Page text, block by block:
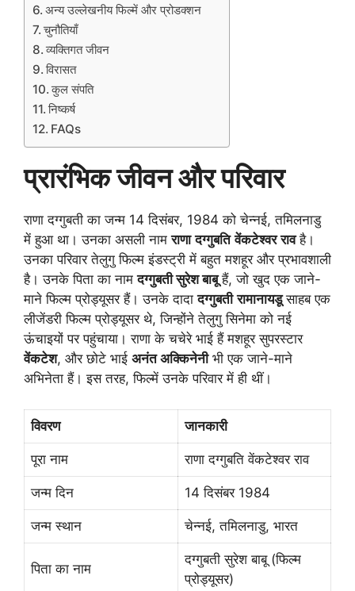
अन्य उल्लेखनीय फिल्में और प्रोडक्शन
चुनौतियाँ
व्यक्तिगत जीवन
विरासत
कुल संपति
निष्कर्ष
FAQs
प्रारंभिक जीवन और परिवार
राणा दग्गुबती का जन्म 14 दिसंबर, 1984 को चेन्नई, तमिलनाडु
में हुआ था। उनका असली नामराणा दग्गुबति वेंकटेश्वर रावहै।
उनका परिवार तेलुगु फिल्म इंडस्ट्री में बहुत मशहूर और प्रभावशाली
है। उनके पिता का नामदग्गुबती सुरेश बाबूहैं, जो खुद एक जाने-
माने फिल्म प्रोड्यूसर हैं। उनके दादादग्गुबती रामानायडूसाहब एक
लीजेंडरी फिल्म प्रोड्यूसर थे, जिन्होंने तेलुगु सिनेमा को नई
ऊंचाइयों पर पहुंचाया। राणा के चचेरे भाई हैं मशहूर सुपरस्टार
वेंकटेश, और छोटे भाई अनंत अक्किनेनीभी एक जाने-माने
अभिनेता हैं। इस तरह, फिल्में उनके परिवार में ही थीं।
विवरण जानकारी
पूरा नाम राणा दग्गुबति वेंकटेश्वर राव
जन्म दिन 14 दिसंबर 1984
जन्म स्थान चेन्नई, तमिलनाडु, भारत
पिता का नाम
दग्गुबती सुरेश बाबू (फिल्म
प्रोड्यूसर)